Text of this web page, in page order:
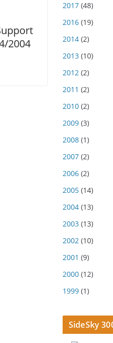
2004
2017 (48)
2016 (19)
2014 (2)
2013 (10)
2012 (2)
2011 (2)
2010 (2)
2009 (3)
2008 (1)
2007 (2)
2006 (2)
2005 (14)
2004 (13)
2003 (13)
2002 (10)
2001 (9)
2000 (12)
1999 (1)
SideSky